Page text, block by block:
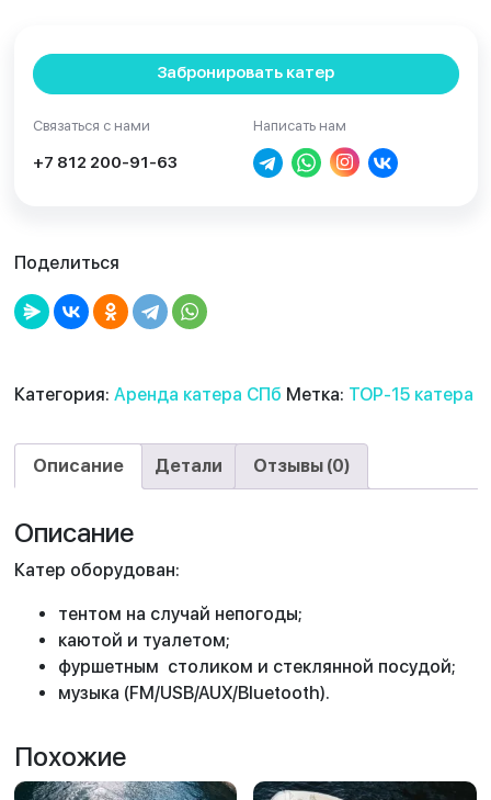
Забронировать катер
Связаться с нами
+7 812 200-91-63
Написать нам
Поделиться
Категория: Аренда катера СПб Метка: TOP-15 катера
Описание Детали Отзывы (0)
Описание
Катер оборудован:
тентом на случай непогоды;
каютой и туалетом;
фуршетным столиком и стеклянной посудой;
музыка (FM/USB/AUX/Bluetooth).
Похожие